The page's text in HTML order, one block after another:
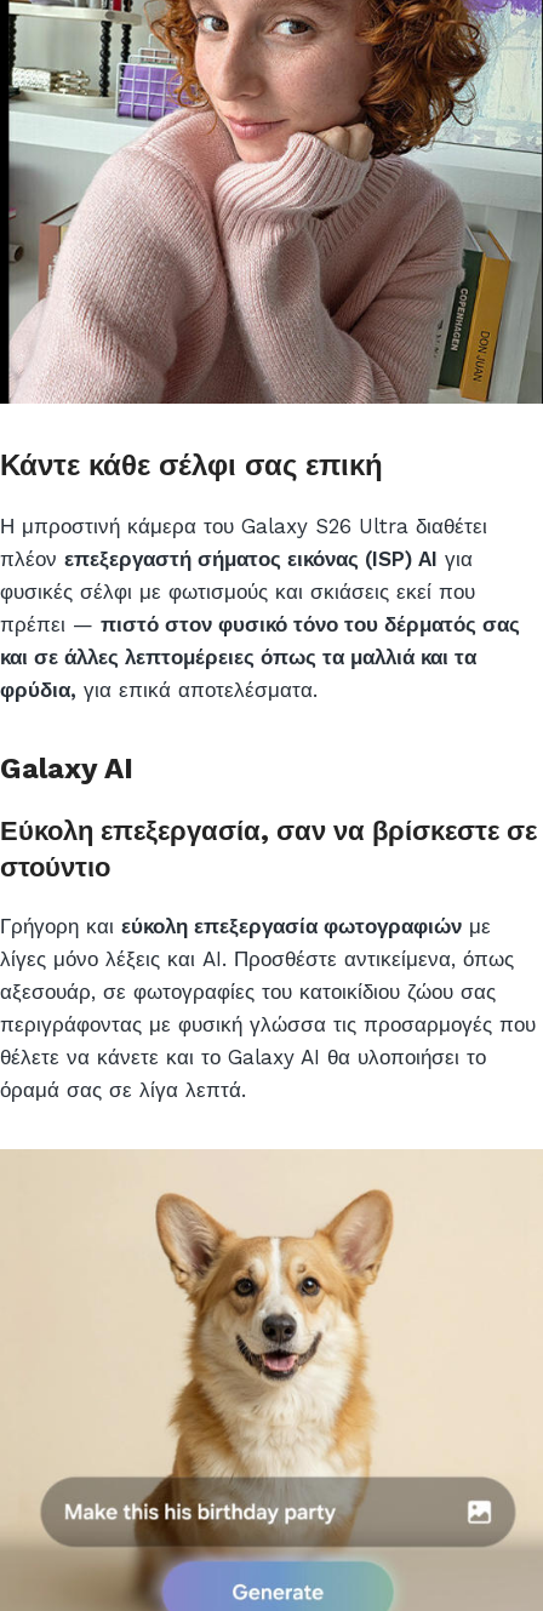
Κάντε κάθε σέλφι σας επική
Η μπροστινή κάμερα του Galaxy S26 Ultra διαθέτει
πλέον επεξεργαστή σήματος εικόνας (ISP) AI για
φυσικές σέλφι με φωτισμούς και σκιάσεις εκεί που
πρέπει — πιστό στον φυσικό τόνο του δέρματός σας
και σε άλλες λεπτομέρειες όπως τα μαλλιά και τα
φρύδια, για επικά αποτελέσματα.
Galaxy AI
Εύκολη επεξεργασία, σαν να βρίσκεστε σε
στούντιο
Γρήγορη και εύκολη επεξεργασία φωτογραφιών με
λίγες μόνο λέξεις και AI. Προσθέστε αντικείμενα, όπως
αξεσουάρ, σε φωτογραφίες του κατοικίδιου ζώου σας
περιγράφοντας με φυσική γλώσσα τις προσαρμογές που
θέλετε να κάνετε και το Galaxy AI θα υλοποιήσει το
όραμά σας σε λίγα λεπτά.